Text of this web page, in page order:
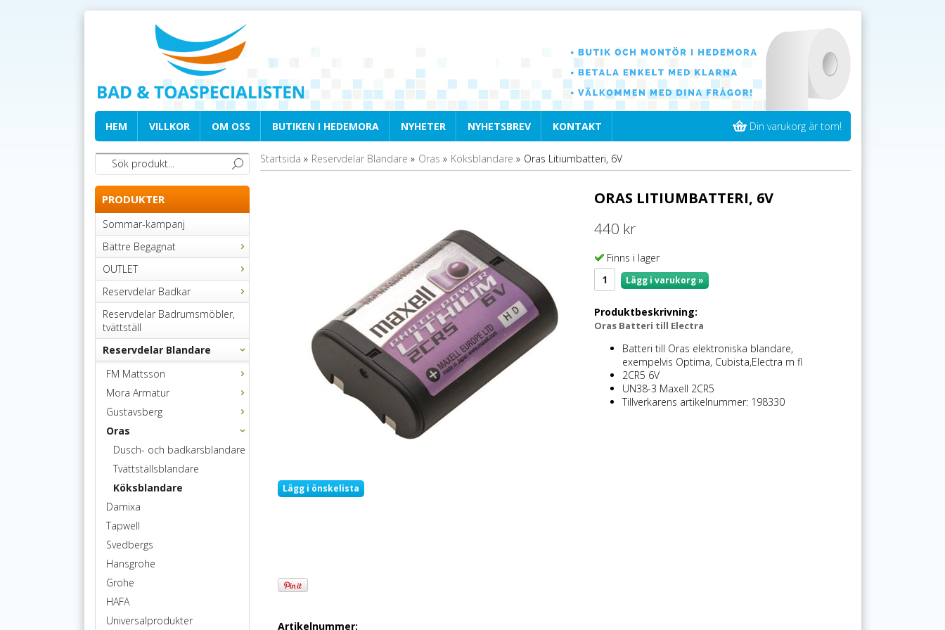
HEM VILLKOR OM OSS BUTIKEN I HEDEMORA NYHETER NYHETSBREV KONTAKT Din varukorg är tom!
PRODUKTER
Sommar-kampanj
Bättre Begagnat
OUTLET
Reservdelar Badkar
Reservdelar Badrumsmöbler,
tvättställ
Reservdelar Blandare
FM Mattsson
Mora Armatur
Gustavsberg
Oras
Dusch- och badkarsblandare
Tvättställsblandare
Köksblandare
Damixa
Tapwell
Svedbergs
Hansgrohe
Grohe
HAFA
Universalprodukter
Startsida » Reservdelar Blandare » Oras » Köksblandare » Oras Litiumbatteri, 6V
Lägg i önskelista
Artikelnummer:
ORAS LITIUMBATTERI, 6V
440 kr
Finns i lager
Lägg i varukorg »
Produktbeskrivning:
Oras Batteri till Electra
Batteri till Oras elektroniska blandare,
exempelvis Optima, Cubista,Electra m fl
2CR5 6V
UN38-3 Maxell 2CR5
Tillverkarens artikelnummer: 198330